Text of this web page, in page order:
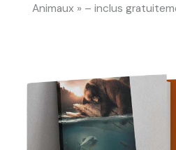
Animaux » – inclus